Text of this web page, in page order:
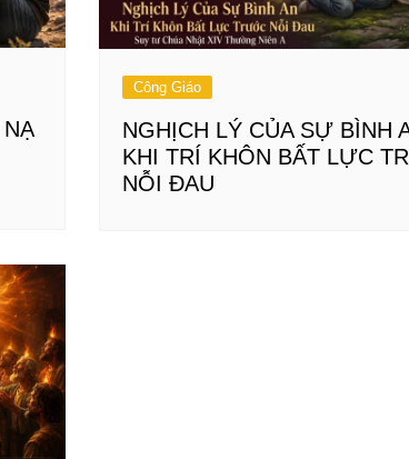
Công Giáo
NGHỊCH LÝ CỦA SỰ BÌNH
KHI TRÍ KHÔN BẤT LỰC
NỖI ĐAU